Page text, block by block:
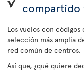
compartido
Los vuelos con
selección más amplia
red común de centros.
Así que, ¿qué quiere